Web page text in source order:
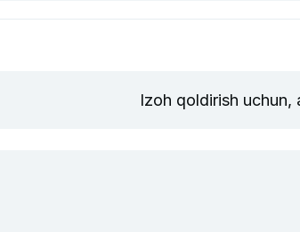
Izoh qoldirish uchun,